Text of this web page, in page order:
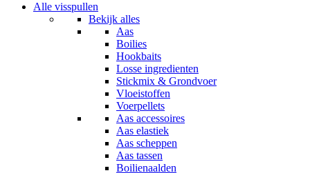
Alle visspullen
Bekijk alles
Aas
Boilies
Hookbaits
Losse ingredienten
Stickmix & Grondvoer
Vloeistoffen
Voerpellets
Aas accessoires
Aas elastiek
Aas scheppen
Aas tassen
Boilienaalden